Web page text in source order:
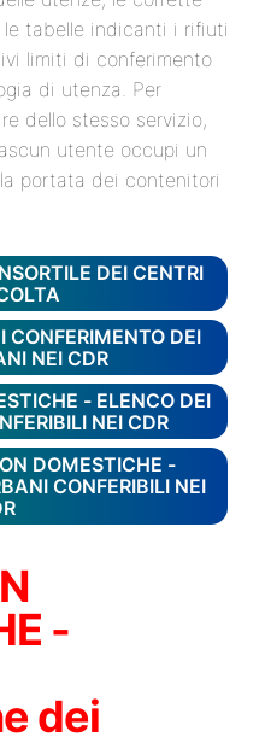
tabelle indicanti i rifiuti
limiti di conferimento
di utenza. Per
dello stesso servizio,
utente occupi un
portata dei contenitori
DEI CENTRI
DEI
NEI CDR
- ELENCO DEI
NEI CDR
DOMESTICHE -
CONFERIBILI NEI
-
dei